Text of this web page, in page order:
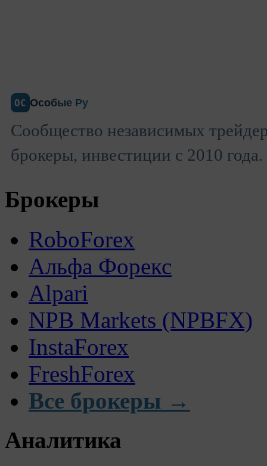
ОС Особые Ру
Сообщество независимых
брокеры, инвестиции с 2010 года.
Брокеры
RoboForex
Альфа Форекс
Alpari
NPB Markets (NPBFX)
InstaForex
FreshForex
Все брокеры →
Аналитика